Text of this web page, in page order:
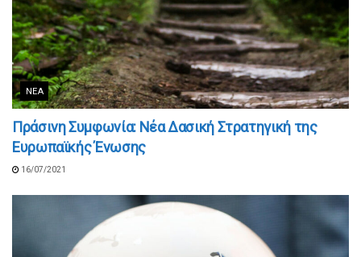
ΝΈΑ
Πράσινη Συμφωνία: Νέα Δασική Στρατηγική της
Ευρωπαϊκής Ένωσης
16/07/2021